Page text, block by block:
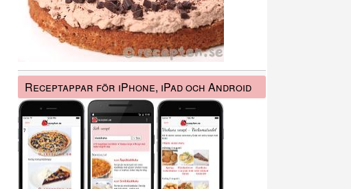
Receptappar för iPhone, iPad och Android